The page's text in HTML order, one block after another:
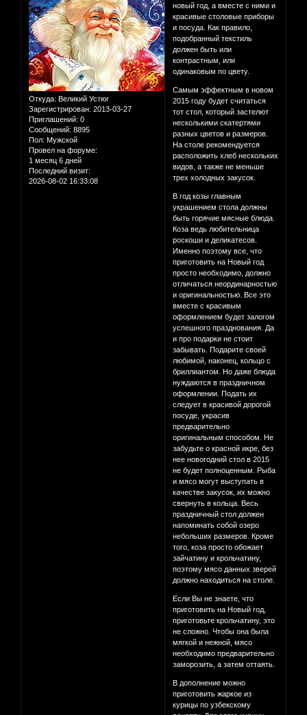
Откуда: Великий Устюг
Зарегистрирован: 2013-03-27
Приглашений: 0
Сообщений: 8895
Пол: Мужской
Провел на форуме:
1 месяц 6 дней
Последний визит:
2026-08-02 16:33:08
новый год, а вместе с ними и
красивые столовые приборы
и посуда. Как правило,
подобранный текстиль
должен быть или
контрастным, или
одинаковым по цвету.
Самым эффектным в новом
2015 году будет считаться
тот стол, который застелют
несколькими скатертями
разных цветов и размеров.
На столе рекомендуется
расположить хлеб нескольких
видов, а также не меньше
трех холодных закусок.
В год козы главным
украшением стола должны
быть горячие мясные блюда.
Коза ведь любительница
роскоши и деликатесов.
Именно поэтому все, что
приготовить на Новый год
просто необходимо, должно
отличаться неординарностью
и оригинальностью. Все это
вместе с красивым
оформлением будет залогом
успешного празднования. Да
и про подарки не стоит
забывать. Подарите своей
любимой, наконец, кольцо с
бриллиантом. Но даже блюда
нуждаются в праздничном
оформлении. Подать их
следует в красивой дорогой
посуде, украсив
предварительно
оригинальным способом. Не
забудьте о красной икре, без
нее новогодний стол в 2015
не будет полноценным. Рыба
и мясо могут выступать в
качестве закусок, их можно
свернуть в кольца. Весь
праздничный стол должен
напоминать собой озеро
небольших размеров. Кроме
того, коза просто обожает
зайчатину и крольчатину,
поэтому мясо данных зверей
должно находиться на столе.
Если Вы не знаете, что
приготовить на Новый год,
приготовьте крольчатину, это
не сложно. Чтобы она была
мягкой и нежной, мясо
необходимо предварительно
заморозить, а затем оттаять.
В дополнение можно
приготовить жаркое из
курицы по узбекскому